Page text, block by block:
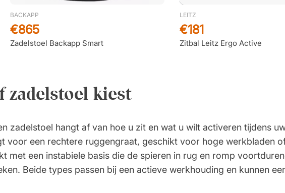
BACKAPP
Zadelstoel Backapp Smart
€865
LEITZ
Zitbal Leitz Ergo Active
€181
zadelstoel kiest
zadelstoel hangt af van hoe u zit en wat u wilt activeren tijdens
voor een rechtere ruggengraat, geschikt voor hoge werkbladen
met een instabiele basis die de spieren in rug en romp
Beide types passen bij een actieve werkhouding en kunnen